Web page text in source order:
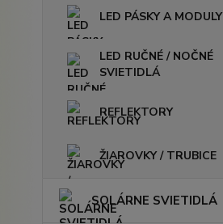
LED PÁSKY A MODULY
LED RUČNÉ / NOČNÉ
SVIETIDLÁ
REFLEKTORY
ŽIAROVKY / TRUBICE
SOLÁRNE SVIETIDLÁ